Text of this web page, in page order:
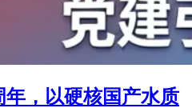
年，以硬核国产水质